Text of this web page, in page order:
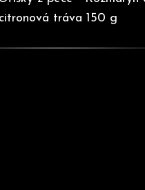
citronová tráva 150 g